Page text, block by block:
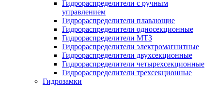
Гидрораспределители с ручным
управлением
Гидрораспределители плавающие
Гидрораспределители односекционные
Гидрораспределители МТЗ
Гидрораспределители электромагнитные
Гидрораспределители двухсекционные
Гидрораспределители четырехсекционные
Гидрораспределители трехсекционные
Гидрозамки